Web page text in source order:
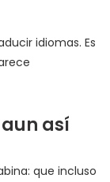
idiomas. Es
así
que incluso